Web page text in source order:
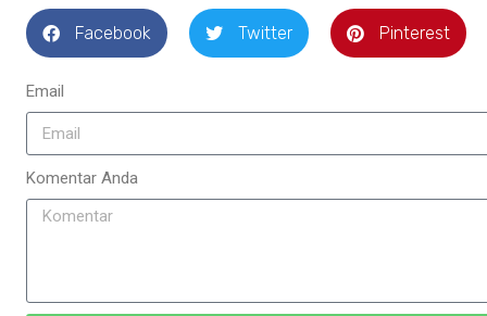
Facebook Twitter Pinterest
Email
Komentar Anda